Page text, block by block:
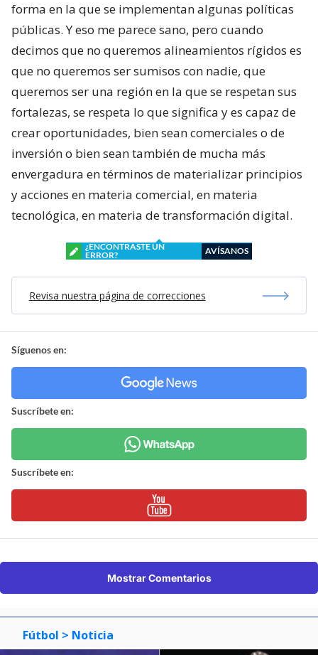
forma en la que se implementan algunas políticas
públicas. Y eso me parece sano, pero cuando
decimos que no queremos alineamientos rígidos es
que no queremos ser sumisos con nadie, que
queremos ser una región en la que se respetan sus
fortalezas, se respeta lo que significa y es capaz de
crear oportunidades, bien sean comerciales o de
inversión o bien sean también de mucha más
envergadura en términos de materializar principios
y acciones en materia comercial, en materia
tecnológica, en materia de transformación digital.
¿ENCONTRASTE UN
ERROR?
AVÍSANOS
Revisa nuestra página de correcciones
Síguenos en:
Suscríbete en:
Suscríbete en:
Mostrar Comentarios
Fútbol > Noticia